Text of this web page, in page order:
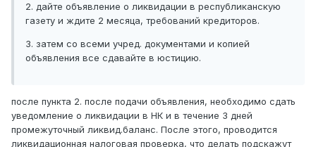
2. дайте объявление о ликвидации в республиканскую
газету и ждите 2 месяца, требований кредиторов.
3. затем со всеми учред. документами и копией
объявления все сдавайте в юстицию.
после пункта 2. после подачи объявления, необходимо сдать
уведомление о ликвидации в НК и в течение 3 дней
промежуточный ликвид.баланс. После этого, проводится
ликвидационная налоговая проверка, что делать подскажут